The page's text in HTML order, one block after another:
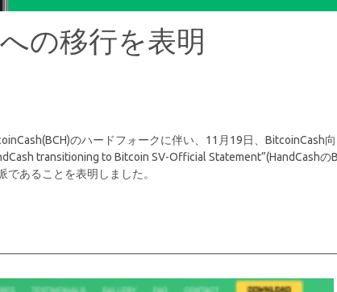
の移行を表明
のハードフォークに伴い、11月19日、BitcoinCash向
transitioning to Bitcoin SV-Official Statement”(HandCashの
あることを表明しました。